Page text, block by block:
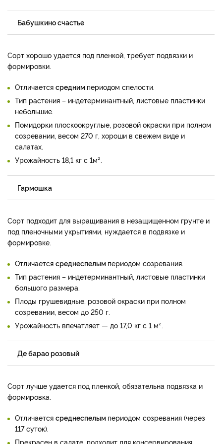
Бабушкино счастье
Сорт хорошо удается под пленкой, требует подвязки и
формировки.
Отличается средним периодом спелости.
Тип растения – индетерминантный, листовые пластинки
небольшие.
Помидорки плоскоокруглые, розовой окраски при полном
созревании, весом 270 г, хороши в свежем виде и
салатах.
Урожайность 18,1 кг с 1м².
Гармошка
Сорт подходит для выращивания в незащищенном грунте и
под пленочными укрытиями, нуждается в подвязке и
формировке.
Отличается среднеспелым периодом созревания.
Тип растения – индетерминантный, листовые пластинки
большого размера.
Плоды грушевидные, розовой окраски при полном
созревании, весом до 250 г.
Урожайность впечатляет — до 17,0 кг с 1 м².
Де барао розовый
Сорт лучше удается под пленкой, обязательна подвязка и
формировка.
Отличается среднеспелым периодом созревания (через
117 суток).
Прекрасен в салате, подходит для консервирования.